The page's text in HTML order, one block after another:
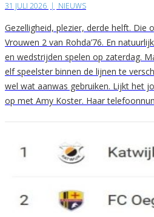
31 JULI 2026 | NIEUWS
Gezelligheid, plezier, derde helft. Die
Vrouwen 2 van Rohda’76. En
en wedstrijden spelen op zaterdag.
elf speelster binnen de lijnen te
wel wat aanwas gebruiken. Lijkt het
op met Amy Koster. Haar